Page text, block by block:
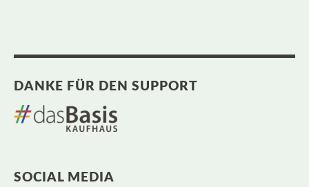
DANKE FÜR DEN SUPPORT
SOCIAL MEDIA